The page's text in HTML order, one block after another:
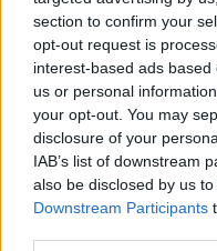
section to confirm your
opt-out request is
interest-based ads
us or personal
your opt-out. You may
disclosure of your
IAB’s list of downstream
also be disclosed by us
Downstream Participants
KAPCSOLÓDÓ CIKKEK
Minka